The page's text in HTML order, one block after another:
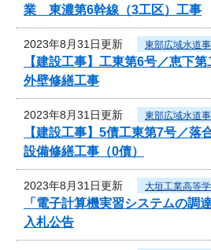
業 東濃第6幹線（3工区）工事
2023年8月31日更新 東部広域水道
【建設工事】工東第6号／恵下
外壁修繕工事
2023年8月31日更新 東部広域水道
【建設工事】5債工東第7号／落
設備修繕工事（0債）
2023年8月31日更新 大垣工業高等
「電子計算機実習システムの調
入札公告